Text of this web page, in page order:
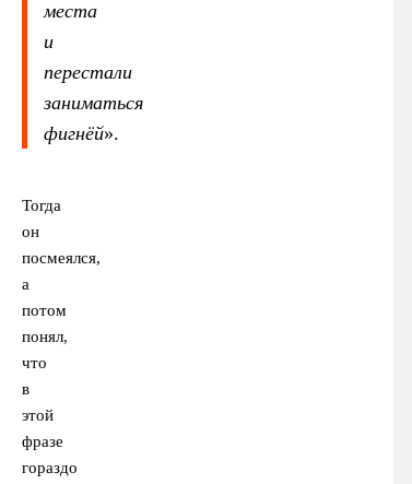
места
и
перестали
заниматься
фигнёй».
Тогда
он
посмеялся,
а
потом
понял,
что
в
этой
фразе
гораздо